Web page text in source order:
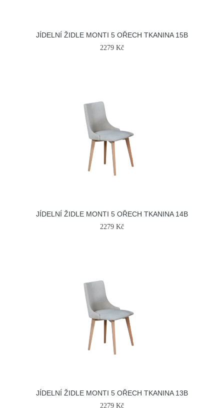
JÍDELNÍ ŽIDLE MONTI 5 OŘECH TKANINA 15B
2279 Kč
JÍDELNÍ ŽIDLE MONTI 5 OŘECH TKANINA 14B
2279 Kč
JÍDELNÍ ŽIDLE MONTI 5 OŘECH TKANINA 13B
2279 Kč